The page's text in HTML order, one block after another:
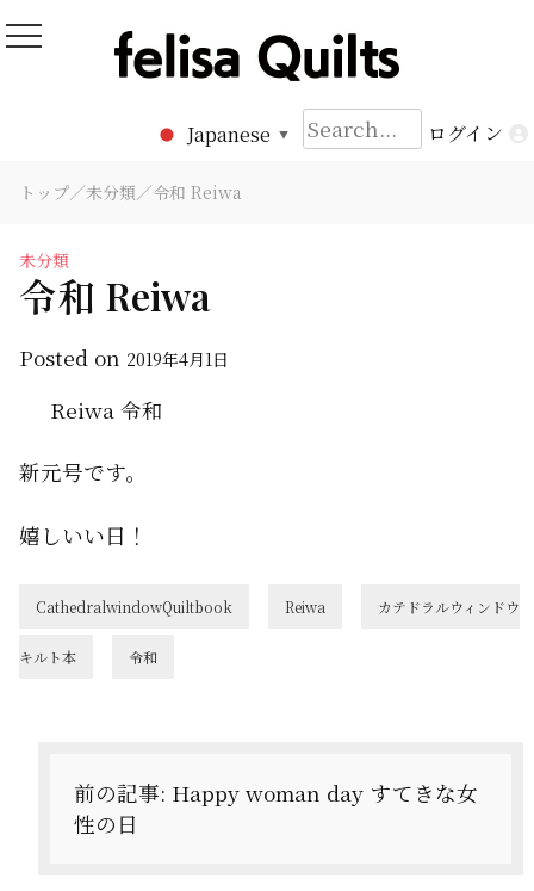
to
Felisa Quilts
パッチワークキルト Felisa Quilts
Japanese ▼
検
索:
ログイン
トップ／未分類／令和 Reiwa
未分類
令和 Reiwa
Posted on 2019年4月1日
Reiwa 令和
新元号です。
嬉しいい日！
CathedralwindowQuiltbook Reiwa カテドラルウィンドウ
キルト本 令和
前の記事: Happy woman day すてきな女
性の日